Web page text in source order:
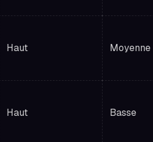
Haut Moyenne
Haut Basse